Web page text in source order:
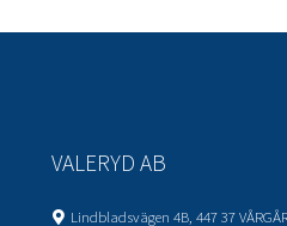
VALERYD AB
Lindbladsvägen 4B, 447 37